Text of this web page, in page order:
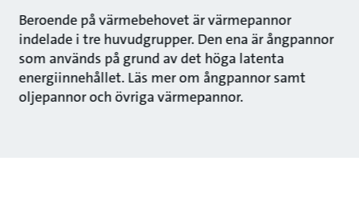
Beroende på värmebehovet är värmepannor
indelade i tre huvudgrupper. Den ena är ångpannor
som används på grund av det höga latenta
energiinnehållet. Läs mer om ångpannor samt
oljepannor och övriga värmepannor.